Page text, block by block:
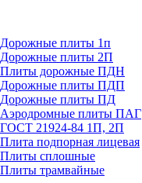
Дорожные плиты 1п
Дорожные плиты 2П
Плиты дорожные ПДН
Дорожные плиты ПДП
Дорожные плиты ПД
Аэродромные плиты ПАГ
ГОСТ 21924-84 1П, 2П
Плита подпорная лицевая
Плиты сплошные
Плиты трамвайные